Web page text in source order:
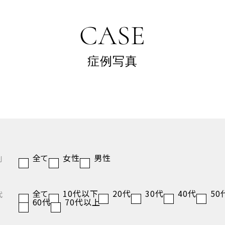
CASE
症例写真
全て 女性 男性
全て 10代以下 20代 30代 40代 50
60代 70代以上